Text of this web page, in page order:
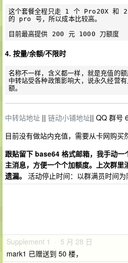
这个套餐全程只走 1 个 Pro20X 和
的 pro 号，所以成本比较高。
4. 按量/余额/不限时
名称不一样，含义都一样，就是充值的额
中转站受各种政策影响大，说永久经营
中转站地址 || 链动小铺地址|| QQ 群号
目前没有做站内充值，需要从卡网购买
跟贴留下 base64 格式邮箱，我手动一
主消息，方便一个个加额度。上次群里
遗漏。 活动停止时间：以群满员时间为
Supplement 1 · 5 月 28 日
mark1 已赠送到 50 楼，